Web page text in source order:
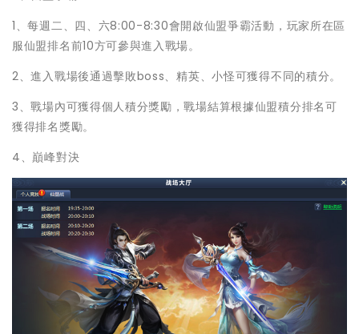
1、每週二、四、六8:00-8:30會開啟仙盟爭霸活動，玩家所在區
服仙盟排名前10方可參與進入戰場。
2、進入戰場後通過擊敗boss、精英、小怪可獲得不同的積分。
3、戰場內可獲得個人積分獎勵，戰場結算根據仙盟積分排名可
獲得排名獎勵。
4、巔峰對決